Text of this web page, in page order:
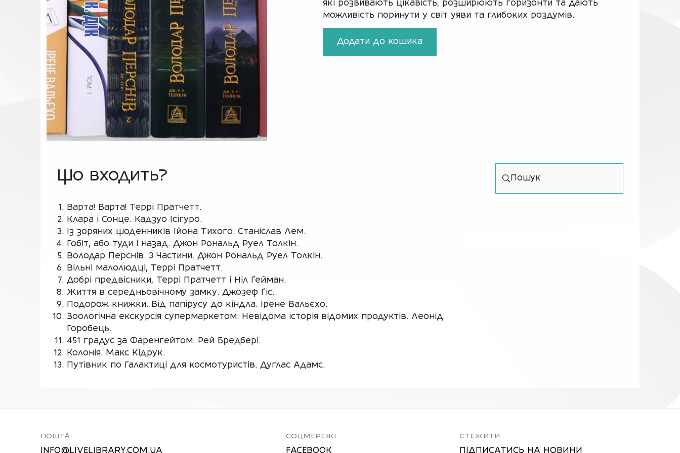
які розвивають цікавість, розширюють горизонти та дають
можливість поринути у світ уяви та глибоких роздумів.
Додати до кошика
Що входить?
Варта! Варта! Террі Пратчетт.
Клара і Сонце. Кадзуо Ісігуро.
Із зоряних щоденників Ійона Тихого. Станіслав Лем.
Гобіт, або туди і назад. Джон Рональд Руел Толкін.
Володар Перснів. 3 Частини. Джон Рональд Руел Толкін.
Вільні малолюдці, Террі Пратчетт.
Добрі предвісники, Террі Пратчетт і Ніл Ґейман.
Життя в середньовічному замку. Джозеф Ґіс.
Подорож книжки. Від папірусу до кіндла. Ірене Вальєхо.
Зоологічна екскурсія супермаркетом. Невідома історія відомих продуктів. Леонід
Горобець.
451 градус за Фаренгейтом. Рей Бредбері.
Колонія. Макс Кідрук.
Путівник по Галактиці для космотуристів. Дуглас Адамс.
ПОШТА
INFO@LIVELIBRARY.COM.UA
СОЦМЕРЕЖІ
FACEBOOK
СТЕЖИТИ
ПІДПИСАТИСЬ НА НОВИНИ